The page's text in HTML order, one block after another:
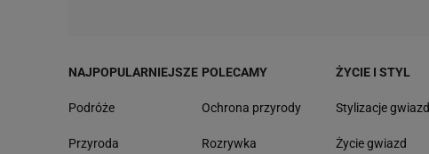
NAJPOPULARNIEJSZE
Podróże
Przyroda
POLECAMY
Ochrona przyrody
Rozrywka
ŻYCIE I STYL
Stylizacje gwiazd
Życie gwiazd